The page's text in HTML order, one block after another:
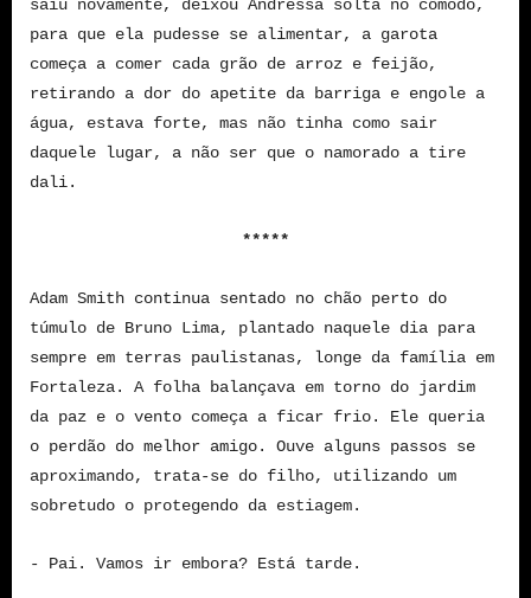
saiu novamente, deixou Andressa solta no cômodo,
para que ela pudesse se alimentar, a garota
começa a comer cada grão de arroz e feijão,
retirando a dor do apetite da barriga e engole a
água, estava forte, mas não tinha como sair
daquele lugar, a não ser que o namorado a tire
dali.
*****
Adam Smith continua sentado no chão perto do
túmulo de Bruno Lima, plantado naquele dia para
sempre em terras paulistanas, longe da família em
Fortaleza. A folha balançava em torno do jardim
da paz e o vento começa a ficar frio. Ele queria
o perdão do melhor amigo. Ouve alguns passos se
aproximando, trata-se do filho, utilizando um
sobretudo o protegendo da estiagem.
- Pai. Vamos ir embora? Está tarde.